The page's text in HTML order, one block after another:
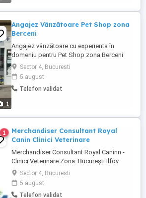
1
Angajez Vânzătoare Pet Shop zona
Berceni
Angajez vânzătoare cu experienta în
domeniu pentru Pet Shop zona Berceni
salariu 3500 plus bonusuri de performanta
. Program 2 zile cu 2 . O sapt 2 zile una 5
Sector 4, Bucuresti
5 august
Telefon validat
1
Merchandiser Consultant Royal
Canin Clinici Veterinare
Merchandiser Consultant Royal Caninn -
Clinici Veterinare Zona: București Ilfov
Program: Full-time | Activitate de teren Îți
place să fii în mișcare și ai o pasiune
pentru animalele de companie? Royal
Sector 4, Bucuresti
5 august
Telefon validat